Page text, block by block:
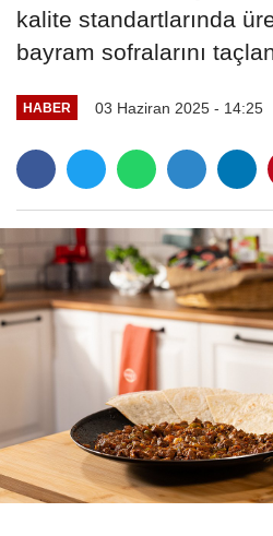
kalite standartlarında
bayram sofralarını
HABER 03 Haziran 2025 - 14:25